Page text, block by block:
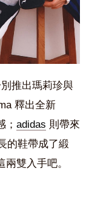
推出瑪莉珍與
釋出全新
； adidas 則帶來
的鞋帶成了緞
雙入手吧。